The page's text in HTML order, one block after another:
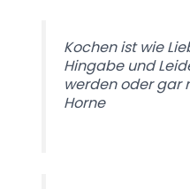
Kochen ist wie
Hingabe und
werden oder gar
Horne